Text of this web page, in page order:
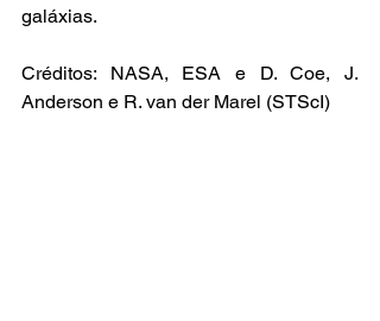
galáxias.
Créditos: NASA, ESA e D. Coe, J.
Anderson e R. van der Marel (STScI)